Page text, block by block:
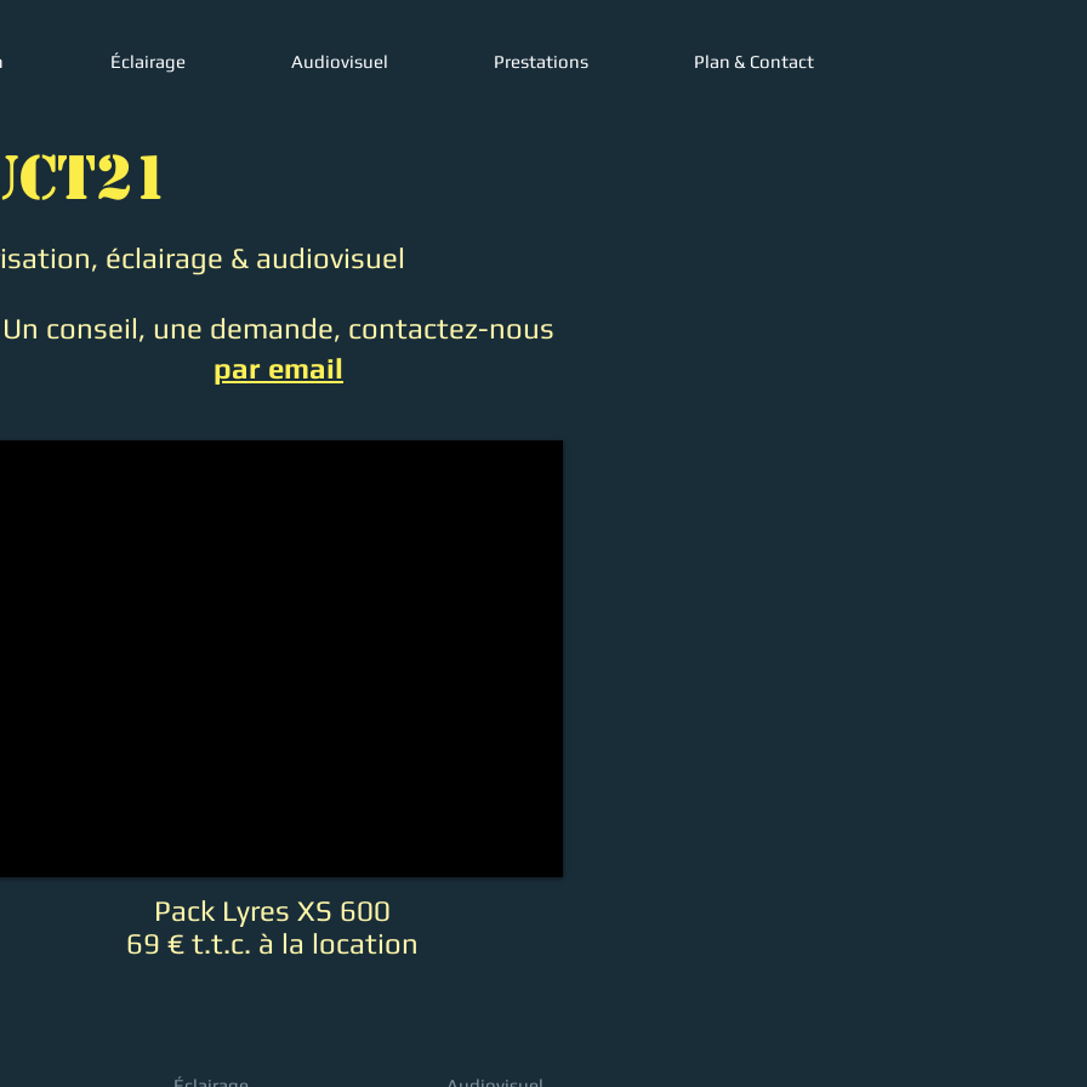
Éclairage Audiovisuel Prestations Plan & Contact
éclairage & audiovisuel
Un conseil, une demande, contactez-nous
par email
Pack Lyres XS 600
69 € t.t.c. à la location